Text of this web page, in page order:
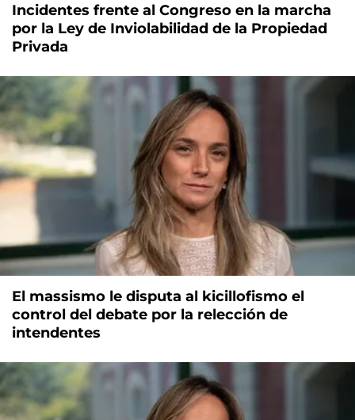
Incidentes frente al Congreso en la marcha
por la Ley de Inviolabilidad de la Propiedad
Privada
El massismo le disputa al kicillofismo el
control del debate por la relección de
intendentes